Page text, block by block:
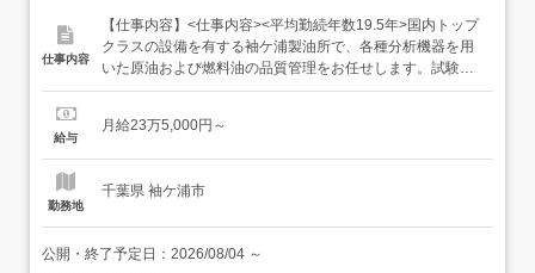
仕事内容
【仕事内容】<仕事内容><平均勤続年数19.5年>国内トップ
クラスの設備を有する袖ケ浦製油所で、各種分析機器を用
いた原油および燃料油の品質管理をお任せします。試験分
析原油(原材料)および燃料油(生産品)などの性状分析┗燃焼
ーガスの組織分析 まずはできることからはじめていただ
給与
月給23万5,000円～
勤務地
千葉県 袖ケ浦市
公開・終了予定日： 2026/08/04 ～